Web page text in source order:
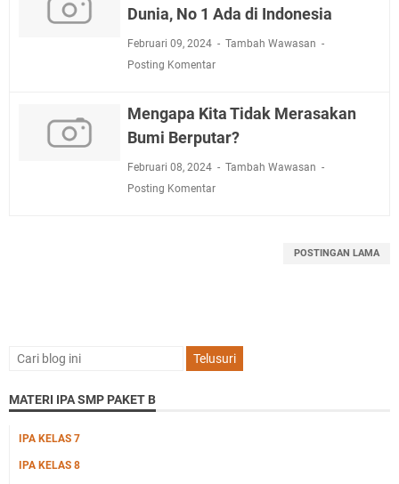
Dunia, No 1 Ada di Indonesia
Februari 09, 2024
Tambah Wawasan
Posting Komentar
Mengapa Kita Tidak Merasakan
Bumi Berputar?
Februari 08, 2024
Tambah Wawasan
Posting Komentar
POSTINGAN LAMA
MATERI IPA SMP PAKET B
IPA KELAS 7
IPA KELAS 8